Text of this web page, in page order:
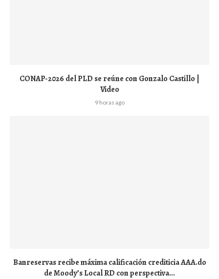
CONAP-2026 del PLD se reúne con Gonzalo Castillo |
Video
9 horas ago
Banreservas recibe máxima calificación crediticia AAA.do
de Moody’s Local RD con perspectiva...